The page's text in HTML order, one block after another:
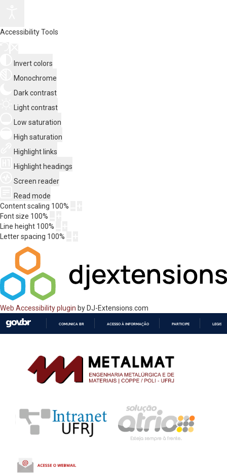
Accessibility Tools
Invert colors
Monochrome
Dark contrast
Light contrast
Low saturation
High saturation
Highlight links
Highlight headings
Screen reader
Read mode
Content scaling 100%
Font size 100%
Line height 100%
Letter spacing 100%
Web Accessibility plugin by DJ-Extensions.com
CONTEÚDO
COMUNICA BR ACESSO À INFORMAÇÃO PARTICIPE